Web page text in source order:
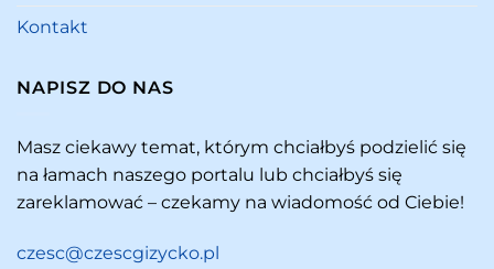
Kontakt
NAPISZ DO NAS
Masz ciekawy temat, którym chciałbyś podzielić się
na łamach naszego portalu lub chciałbyś się
zareklamować – czekamy na wiadomość od Ciebie!
czesc@czescgizycko.pl